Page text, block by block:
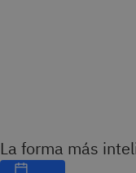
La forma más